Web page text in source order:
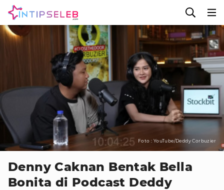
Foto : YouTube/Deddy Corbuzier
Denny Caknan Bentak Bella
Bonita di Podcast Deddy